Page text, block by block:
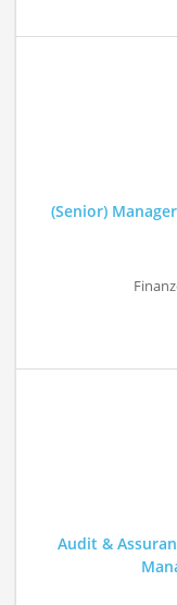
(Senior)
Audit &